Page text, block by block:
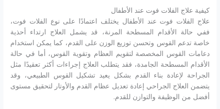
كيفية علاج الفلات فوت عند الأطفال
علاج الفلات فوت عند الأطفال يختلف اعتمادًا على نوع الفلات فوت،
ففي حالة الأقدام المسطحة المرنة، قد يشمل العلاج ارتداء أحذية
خاصة تدعم القوس وتحسن توزيع الوزن على القدم، كما يمكن استخدام
دعامات القوس المخصصة لتقويم العظام وتقوية القوس، أما في حالة
الأقدام المسطحة الجامدة، فقد يتطلب العلاج إجراءات أكثر تعقيدًا مثل
الجراحة لإعادة بناء القدم بشكل يعيد تشكيل القوس الطبيعي، وقد
يتضمن العلاج الجراحي إعادة تعديل عظام القدم والأوتار لتحقيق مستوى
أفضل من الوظيفة والتوازن للقدم.